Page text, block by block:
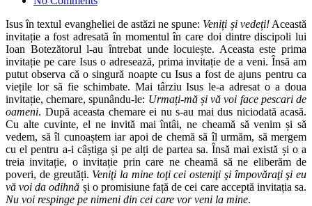
Isus în textul evangheliei de astăzi ne spune: Veniți și vedeți!Această
invitație a fost adresată în momentul în care doi dintre discipoli lui
Ioan Botezătorul l-au întrebat unde locuiește. Aceasta este prima
invitație pe care Isus o adresează, prima invitație de a veni. Însă am
putut observa că o singură noapte cu Isus a fost de ajuns pentru ca
viețile lor să fie schimbate. Mai târziu Isus le-a adresat o a doua
invitație, chemare, spunându-le: Urmați-mă și vă voi face pescari de
oameni. După aceasta chemare ei nu s-au mai dus niciodată acasă.
Cu alte cuvinte, el ne invită mai întâi, ne cheamă să venim și să
vedem, să îl cunoaștem iar apoi de chemă să îl urmăm, să mergem
cu el pentru a-i câștiga și pe alți de partea sa. Însă mai există și o a
treia invitație, o invitație prin care ne cheamă să ne eliberăm de
poveri, de greutăți. Veniţi la mine toţi cei osteniţi şi împovăraţi şi eu
vă voi da odihnă și o promisiune față de cei care acceptă invitația sa.
Nu voi respinge pe nimeni din cei care vor veni la mine.